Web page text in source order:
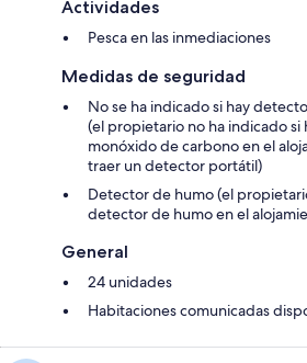
Actividades
Pesca en las inmediaciones
Medidas de seguridad
No se ha indicado si hay
(el propietario no ha indicado
monóxido de carbono en el
traer un detector portátil)
Detector de humo (el
detector de humo en el
General
24 unidades
Habitaciones comunicadas